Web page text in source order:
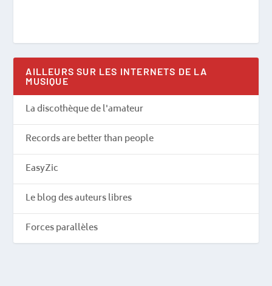
AILLEURS SUR LES INTERNETS DE LA
MUSIQUE
La discothèque de l'amateur
Records are better than people
EasyZic
Le blog des auteurs libres
Forces parallèles